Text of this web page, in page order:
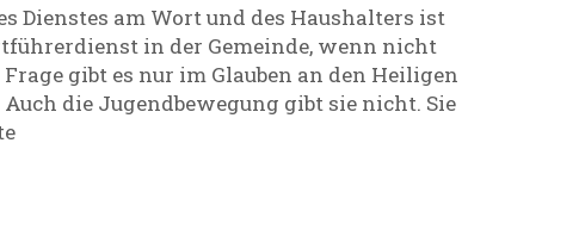
Dienstes am Wort und des Haushalters ist
in der Gemeinde, wenn nicht
gibt es nur im Glauben an den Heiligen
die Jugendbewegung gibt sie nicht. Sie